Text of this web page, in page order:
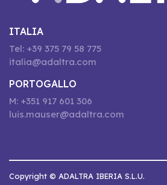
ITALIA
Tel: +39 375 79 58 775
italia@adaltra.com
PORTOGALLO
M: +351 917 601 306
luis.mauser@adaltra.com
Copyright © ADALTRA IBERIA S.L.U.